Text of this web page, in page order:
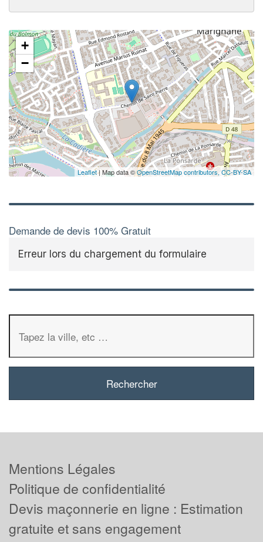
+
−
Leaflet| Map data ©OpenStreetMap contributors, CC-BY-SA
Demande de devis 100% Gratuit
Erreur lors du chargement du formulaire
Mentions Légales
Politique de confidentialité
Devis maçonnerie en ligne : Estimation
gratuite et sans engagement